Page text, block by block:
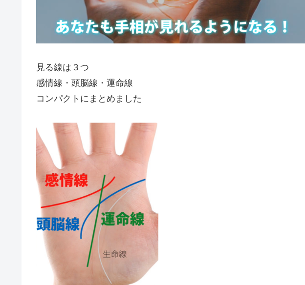
見る線は３つ
感情線・頭脳線・運命線
コンパクトにまとめました